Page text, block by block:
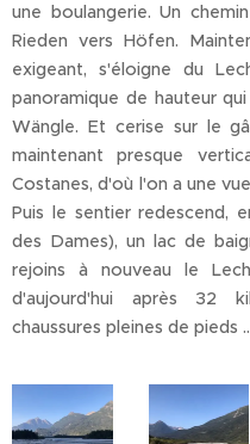
une boulangerie. Un
Rieden vers Höfen.
exigeant, s'éloigne du
panoramique de hauteur
Wängle. Et cerise sur le
maintenant presque
Costanes, d'où l'on a une
Puis le sentier redescend,
des Dames), un lac de
rejoins à nouveau le
d'aujourd'hui après 32
chaussures pleines de pieds